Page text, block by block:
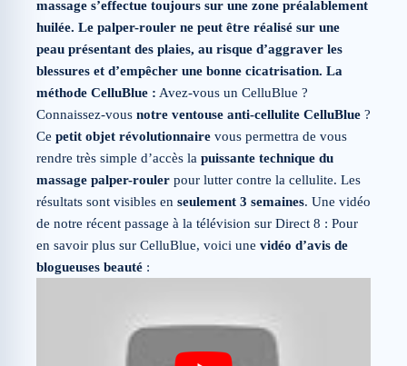
massage s’effectue toujours sur une zone préalablement
huilée. Le palper-rouler ne peut être réalisé sur une
peau présentant des plaies, au risque d’aggraver les
blessures et d’empêcher une bonne cicatrisation. La
méthode CelluBlue : Avez-vous un CelluBlue ?
Connaissez-vous notre ventouse anti-cellulite CelluBlue ?
Ce petit objet révolutionnaire vous permettra de vous
rendre très simple d’accès la puissante technique du
massage palper-rouler pour lutter contre la cellulite. Les
résultats sont visibles en seulement 3 semaines. Une vidéo
de notre récent passage à la télévision sur Direct 8 : Pour
en savoir plus sur CelluBlue, voici une vidéo d’avis de
blogueuses beauté :